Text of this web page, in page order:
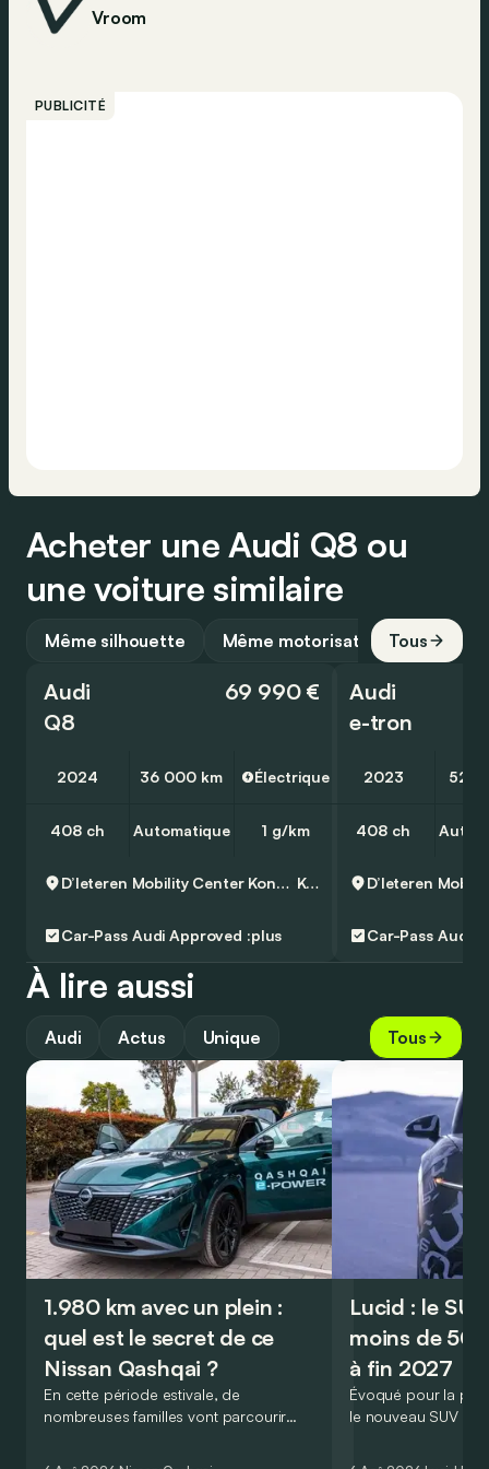
Vroom
PUBLICITÉ
Acheter une Audi Q8 ou
une voiture similaire
Même silhouette Même motorisation Tous
Audi
Q8
69 990 €
2024 36 000 km Électrique
408 ch Automatique 1 g/km
D’Ieteren Mobility Center Kontich - Audi, Volkswagen & Commercial Vehicles Kontich
Car-Pass Audi Approved :plus
Audi
e-tron
2023 52
408 ch
Car-Pass Audi
À lire aussi
Audi Actus Unique Tous
1.980 km avec un plein :
quel est le secret de ce
Nissan Qashqai ?
En cette période estivale, de
nombreuses familles vont parcourir
Lucid : le
moins de
à fin 2027
Évoqué pour la
le nouveau SUV